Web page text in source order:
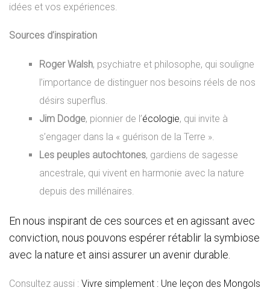
idées et vos expériences.
Sources d’inspiration
Roger Walsh, psychiatre et philosophe, qui souligne
l’importance de distinguer nos besoins réels de nos
désirs superflus.
Jim Dodge, pionnier de l’écologie, qui invite à
s’engager dans la « guérison de la Terre ».
Les peuples autochtones, gardiens de sagesse
ancestrale, qui vivent en harmonie avec la nature
depuis des millénaires.
En nous inspirant de ces sources et en agissant avec
conviction, nous pouvons espérer rétablir la symbiose
avec la nature et ainsi assurer un avenir durable.
Consultez aussi : Vivre simplement : Une leçon des Mongols